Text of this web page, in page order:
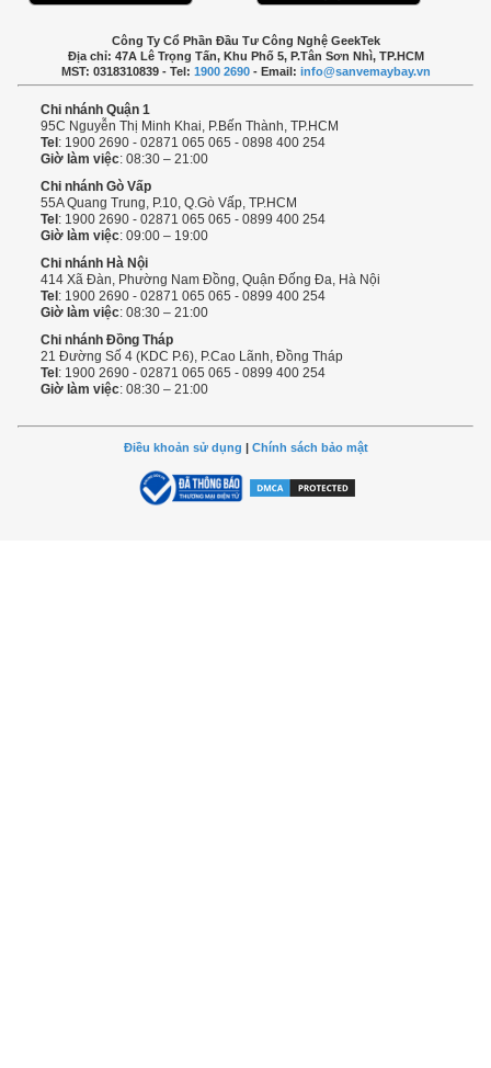
Công Ty Cổ Phần Đầu Tư Công Nghệ GeekTek
Địa chỉ: 47A Lê Trọng Tấn, Khu Phố 5, P.Tân Sơn Nhì, TP.HCM
MST: 0318310839 - Tel: 1900 2690- Email: info@sanvemaybay.vn
Chi nhánh Quận 1
95C Nguyễn Thị Minh Khai, P.Bến Thành, TP.HCM
Tel : 1900 2690 - 02871 065 065 - 0898 400 254
Giờ làm việc: 08:30 – 21:00
Chi nhánh Gò Vấp
55A Quang Trung, P.10, Q.Gò Vấp, TP.HCM
Tel : 1900 2690 - 02871 065 065 - 0899 400 254
Giờ làm việc: 09:00 – 19:00
Chi nhánh Hà Nội
414 Xã Đàn, Phường Nam Đồng, Quận Đống Đa, Hà Nội
Tel : 1900 2690 - 02871 065 065 - 0899 400 254
Giờ làm việc: 08:30 – 21:00
Chi nhánh Đồng Tháp
21 Đường Số 4 (KDC P.6), P.Cao Lãnh, Đồng Tháp
Tel : 1900 2690 - 02871 065 065 - 0899 400 254
Giờ làm việc: 08:30 – 21:00
Điều khoản sử dụng | Chính sách bảo mật